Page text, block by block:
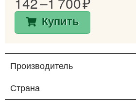
Купить
Производитель
Страна